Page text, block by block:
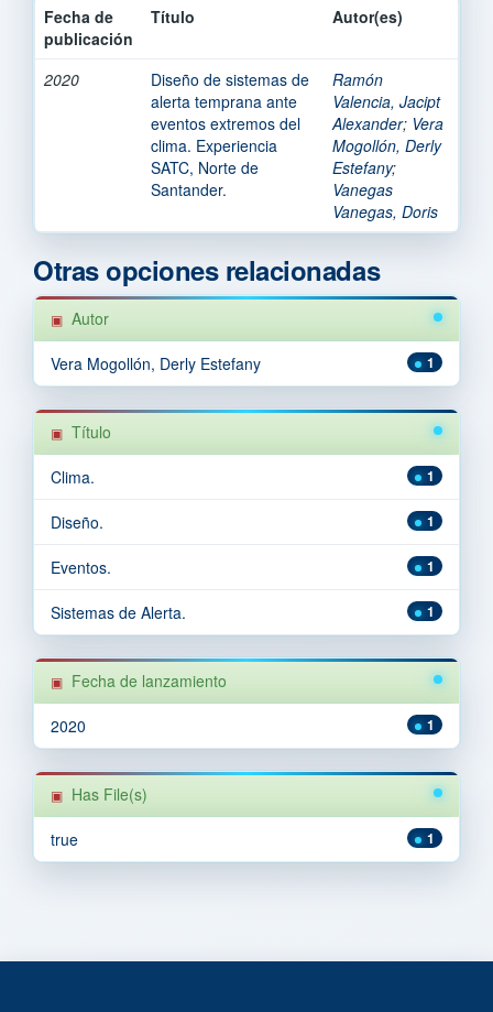
Fecha de
publicación
Título Autor(es)
2020
Diseño de sistemas de
alerta temprana ante
eventos extremos del
clima. Experiencia
SATC, Norte de
Santander.
Ramón
Valencia, Jacipt
Alexander; Vera
Mogollón, Derly
Estefany;
Vanegas
Vanegas, Doris
Otras opciones relacionadas
Autor
1
Vera Mogollón, Derly Estefany
Título
1
Clima.
1
Diseño.
1
Eventos.
1
Sistemas de Alerta.
Fecha de lanzamiento
1
2020
Has File(s)
1
true